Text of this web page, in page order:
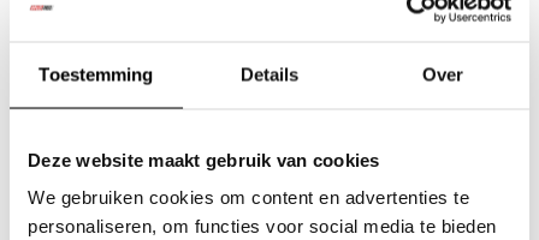
Toestemming Details Over
Deze website maakt gebruik van cookies
We gebruiken cookies om content en advertenties te
personaliseren, om functies voor social media te bieden
€95,04
Incl. btw Incl. btw